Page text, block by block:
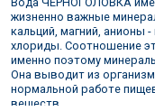
жизненно важные
кальций, магний, анионы
хлориды. Соотношение
именно поэтому
Она выводит из
нормальной работе
веществ.